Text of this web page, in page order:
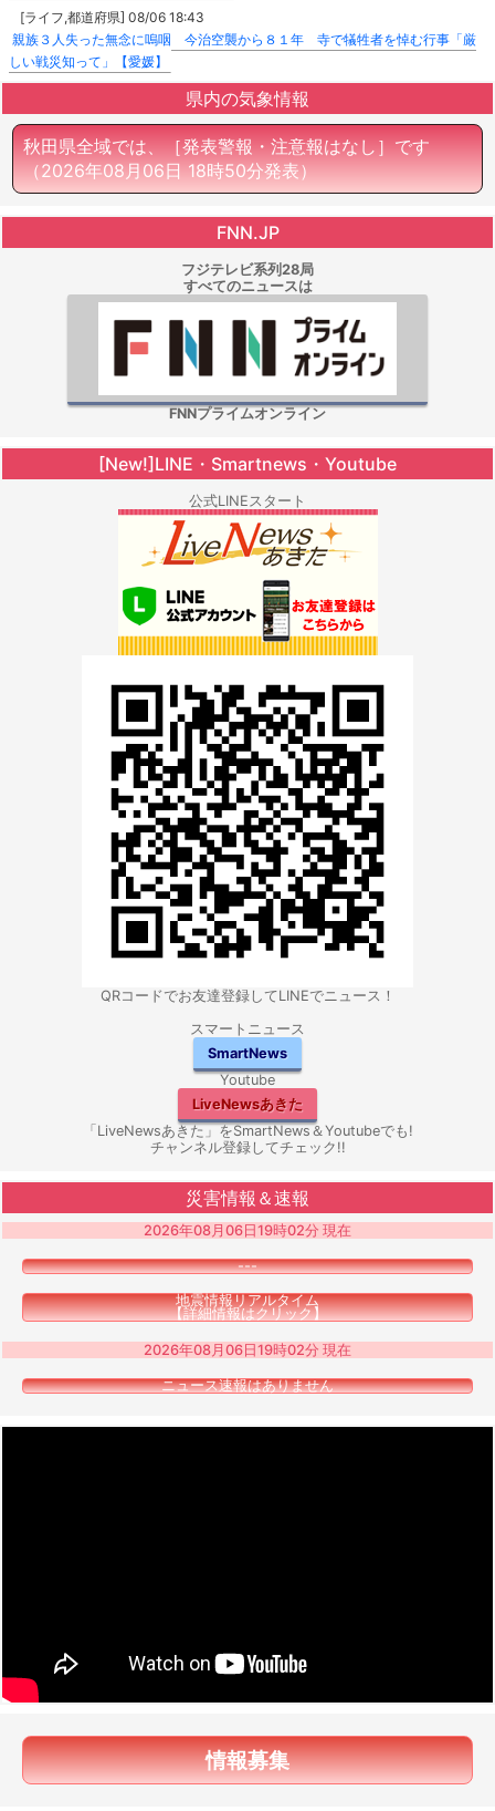
[ライフ,都道府県] 08/06 18:43
親族３人失った無念に嗚咽 今治空襲から８１年 寺で犠牲者を悼む行事「厳
しい戦災知って」【愛媛】
県内の気象情報
秋田県全域では、［発表警報・注意報はなし］です
（2026年08月06日 18時50分発表）
FNN.JP
フジテレビ系列28局
すべてのニュースは
FNNプライムオンライン
[New!]LINE・Smartnews・Youtube
公式LINEスタート
QRコードでお友達登録してLINEでニュース！
スマートニュース
SmartNews
Youtube
LiveNewsあきた
「LiveNewsあきた」をSmartNews＆Youtubeでも!
チャンネル登録してチェック!!
災害情報＆速報
2026年08月06日19時02分 現在
---
地震情報リアルタイム
【詳細情報はクリック】
2026年08月06日19時02分 現在
ニュース速報はありません
情報募集